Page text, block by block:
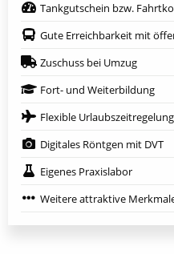
Tankgutschein bzw.
Gute Erreichbarkeit mit
Zuschuss bei Umzug
Fort- und Weiterbildung
Flexible Urlaubszeitregelung
Digitales Röntgen mit DVT
Eigenes Praxislabor
Weitere attraktive